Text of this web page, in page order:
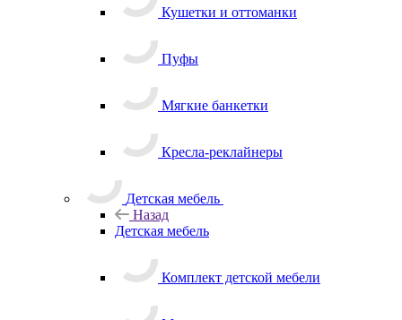
Кушетки и оттоманки
Пуфы
Мягкие банкетки
Кресла-реклайнеры
Детская мебель
Назад
Детская мебель
Комплект детской мебели